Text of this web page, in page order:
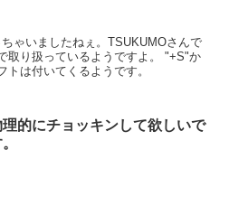
ゃいましたねぇ。TSUKUMOさんで
扱っているようですよ。 "+S"か
トは付いてくるようです。
理的にチョッキンして欲しいで